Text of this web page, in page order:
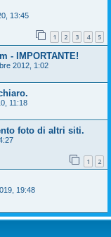
13:45
1 2 3 4 5
- IMPORTANTE!
2012, 1:02
11:18
foto di altri siti.
1 2
19:48